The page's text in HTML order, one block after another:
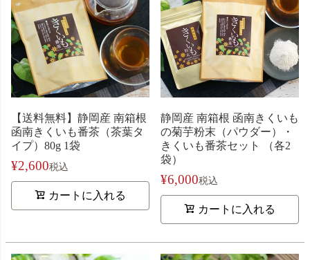
【送料無料】静岡産 南箱根
函南きくいも番茶（茶葉タ
イプ）80g 1袋
¥2,600税込
カートに入れる
静岡産 南箱根 函南きくいも
の菊芋粉末（パウダー）・
きくいも番茶セット （各2
袋）
¥6,000税込
カートに入れる